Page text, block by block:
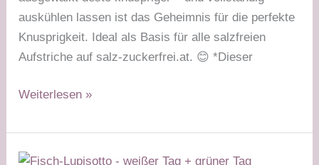
auskühlen lassen ist das Geheimnis für die perfekte
Knusprigkeit. Ideal als Basis für alle salzfreien
Aufstriche auf salz-zuckerfrei.at. 😊 *Dieser
Low-
Knäckebrot
–
Weiterlesen »